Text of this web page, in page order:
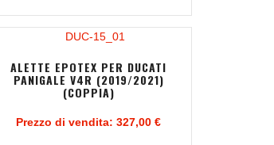
ALETTE EPOTEX PER DUCATI
PANIGALE V4R (2019/2021)
(COPPIA)
Prezzo di vendita:327,00 €